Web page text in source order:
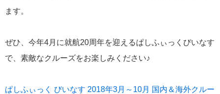
ます。
ぜひ、今年4月に就航20周年を迎えるぱしふぃっくびいなす
で、素敵なクルーズをお楽しみください♪
ぱしふぃっく びいなす 2018年3月～10月 国内＆海外クルー
ぱしふぃっく びいなす
ぱしふぃっくびいなすチャーター 16
プリンセス・クルーズ
現地情報